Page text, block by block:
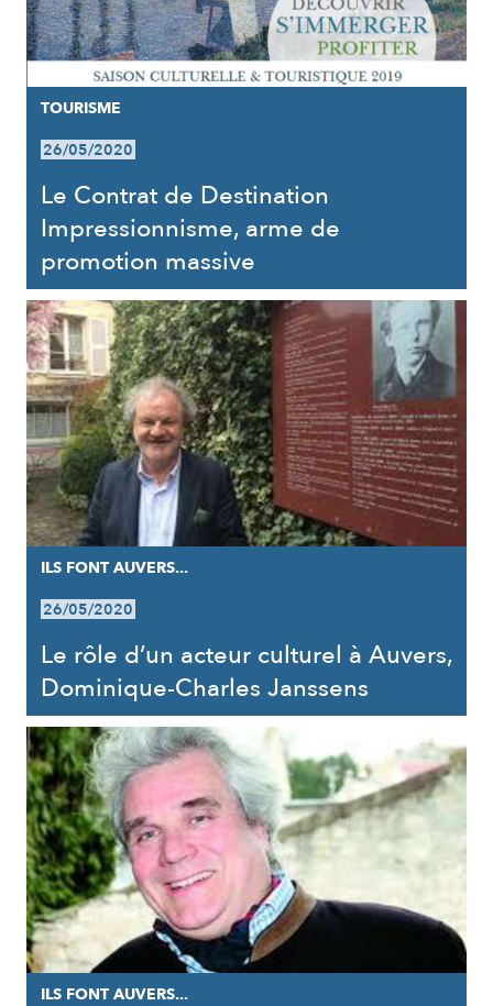
TOURISME
26/05/2020
Le Contrat de Destination
Impressionnisme, arme de
promotion massive
ILS FONT AUVERS...
26/05/2020
Le rôle d’un acteur culturel à Auvers,
Dominique-Charles Janssens
ILS FONT AUVERS...